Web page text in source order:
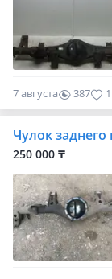
7 августа 387 1
Чулок
250 000 ₸